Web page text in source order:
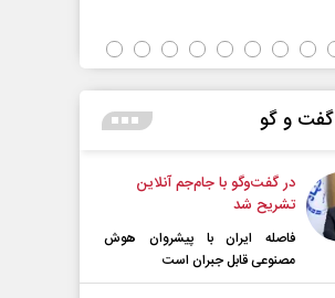
گفت و گو
در گفت‌و‌گو با جام‌جم آنلاین
تشریح شد
فاصله ایران با پیشرو‌ان هوش
مصنوعی قابل جبران است